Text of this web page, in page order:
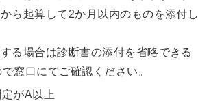
ら起算して2か月以内のものを添付し
る場合は診断書の添付を省略できる
窓口にてご確認ください。
がA以上